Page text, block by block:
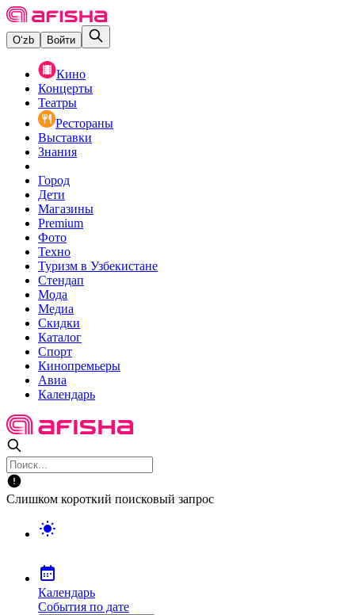
O‘zb Войти
Кино
Концерты
Театры
Рестораны
Выставки
Знания
Город
Дети
Магазины
Premium
Фото
Техно
Туризм в Узбекистане
Стендап
Мода
Медиа
Скидки
Каталог
Спорт
Кинопремьеры
Авиа
Календарь
Слишком короткий поисковый запрос
Календарь
События по дате